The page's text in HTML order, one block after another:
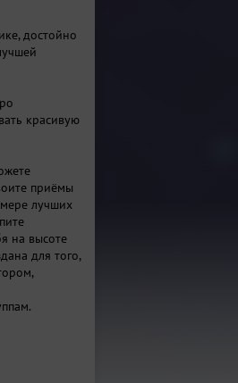
достойно
красивую
приёмы
лучших
на высоте
для того,